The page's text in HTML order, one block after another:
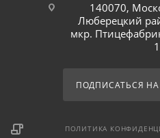
140070,
Люберецкий
мкр.
ПОДПИСАТЬСЯ
ПОЛИТИКА